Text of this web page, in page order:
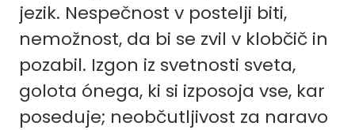
jezik. Nespečnost v postelji biti,
nemožnost, da bi se zvil v klobčič in
pozabil. Izgon iz svetnosti sveta,
golota ónega, ki si izposoja vse, kar
poseduje; neobčutljivost za naravo